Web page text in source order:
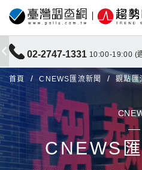
02-2747-1331 10:00-19:00 (
首頁 CNEWS匯流新聞 觀點匯
CNEWS